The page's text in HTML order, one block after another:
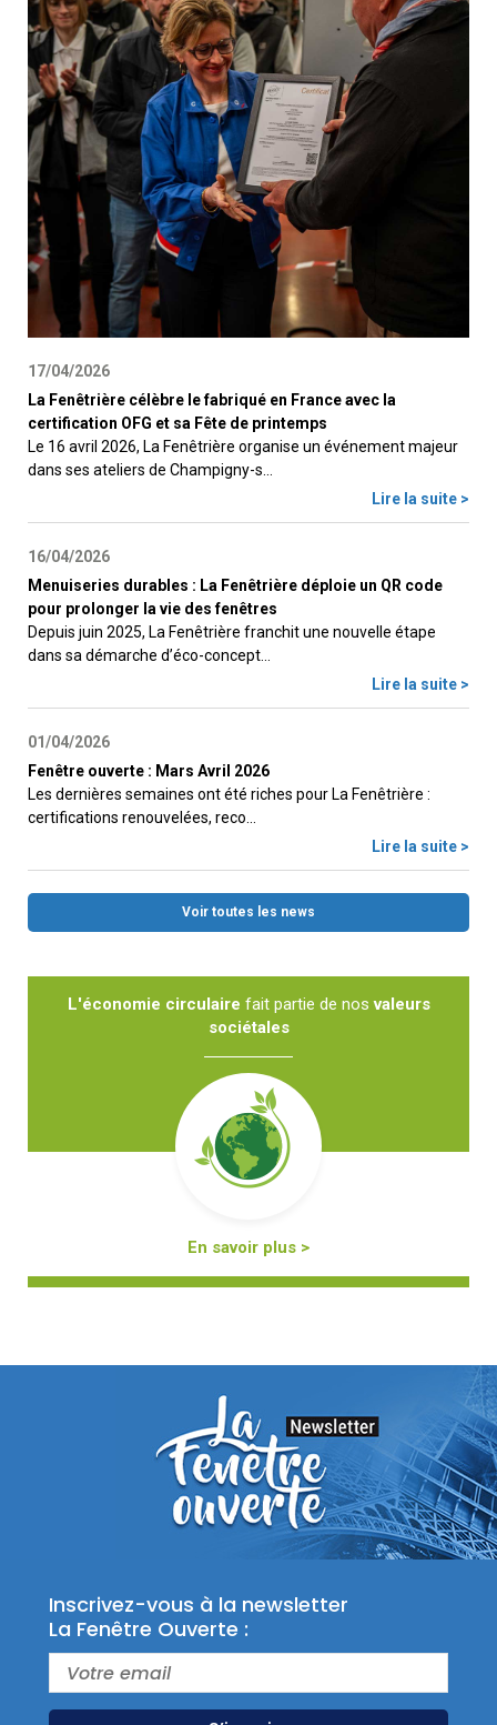
17/04/2026
La Fenêtrière célèbre le fabriqué en France avec la
certification OFG et sa Fête de printemps
Le 16 avril 2026, La Fenêtrière organise un événement majeur
dans ses ateliers de Champigny-s...
Lire la suite >
16/04/2026
Menuiseries durables : La Fenêtrière déploie un QR code
pour prolonger la vie des fenêtres
Depuis juin 2025, La Fenêtrière franchit une nouvelle étape
dans sa démarche d’éco-concept...
Lire la suite >
01/04/2026
Fenêtre ouverte : Mars Avril 2026
Les dernières semaines ont été riches pour La Fenêtrière :
certifications renouvelées, reco...
Lire la suite >
Voir toutes les news
L'économie circulaire fait partie de nosvaleurs
sociétales
En savoir plus >
Inscrivez-vous à la newsletter
La Fenêtre Ouverte :